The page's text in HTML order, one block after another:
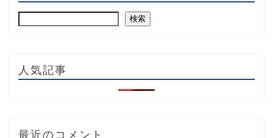
検索
人気記事
最近のコメント